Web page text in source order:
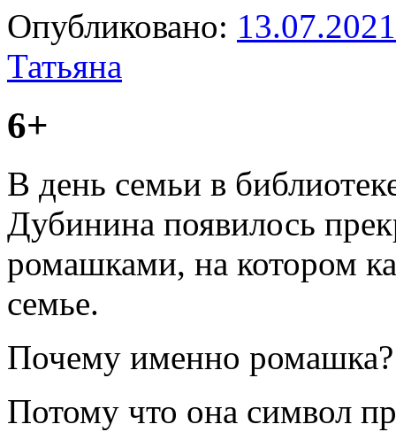
Опубликовано: 13.07.2021
Татьяна
6+
В день семьи в
Дубинина появилось
ромашками, на котором
семье.
Почему именно ромашка?
Потому что она символ